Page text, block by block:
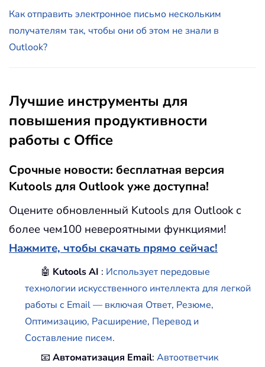
Как отправить электронное письмо нескольким
получателям так, чтобы они об этом не знали в
Outlook?
Лучшие инструменты для
повышения продуктивности
работы с Office
Срочные новости: бесплатная версия
Kutools для Outlook уже доступна!
Оцените обновленный Kutools для Outlook с
более чем100 невероятными функциями!
Нажмите, чтобы скачать прямо сейчас!
🤖 Kutools AI : Использует передовые
технологии искусственного интеллекта для легкой
работы с Email — включая Ответ, Резюме,
Оптимизацию, Расширение, Перевод и
Составление писем.
📧Автоматизация Email:Автоответчик